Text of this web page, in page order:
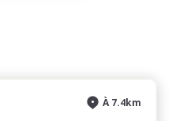
À 7.4km